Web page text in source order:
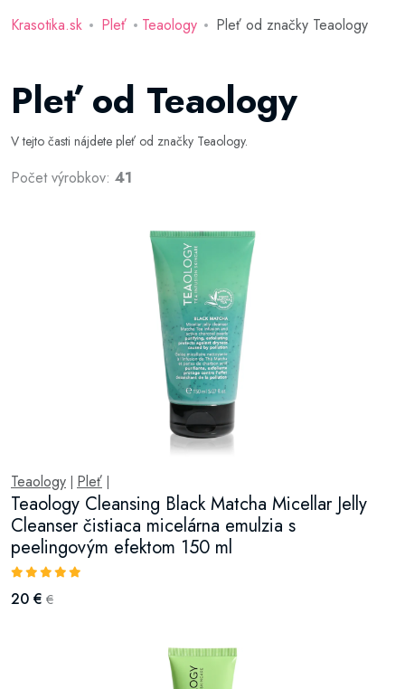
Krasotika.sk Pleť Teaology Pleť od značky Teaology
Pleť od Teaology
V tejto časti nájdete pleť od značky Teaology.
Počet výrobkov: 41
Teaology Pleť
Teaology Cleansing Black Matcha Micellar Jelly
Cleanser čistiaca micelárna emulzia s
peelingovým efektom 150 ml
20 € €